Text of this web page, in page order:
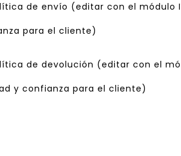
de envío (editar con el módulo
para el cliente)
de devolución (editar con el
y confianza para el cliente)